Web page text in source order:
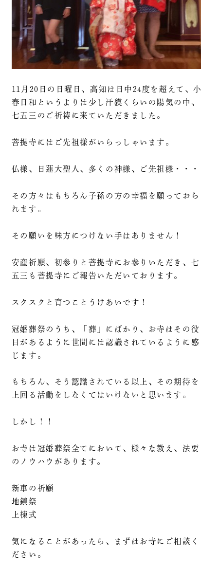
11月20日の日曜日、高知は日中24度を超えて、小
春日和というよりは少し汗貘くらいの陽気の中、
七五三のご祈祷に来ていただきました。
菩提寺にはご先祖様がいらっしゃいます。
仏様、日蓮大聖人、多くの神様、ご先祖様・・・
その方々はもちろん子孫の方の幸福を願っておら
れます。
その願いを味方につけない手はありません！
安産祈願、初参りと菩提寺にお参りいただき、七
五三も菩提寺にご報告いただいております。
スクスクと育つことうけあいです！
冠婚葬祭のうち、「葬」にばかり、お寺はその役
目があるように世間には認識されているように感
じます。
もちろん、そう認識されている以上、その期待を
上回る活動をしなくてはいけないと思います。
しかし！！
お寺は冠婚葬祭全てにおいて、様々な教え、法要
のノウハウがあります。
新車の祈願
地鎮祭
上棟式
気になることがあったら、まずはお寺にご相談く
ださい。